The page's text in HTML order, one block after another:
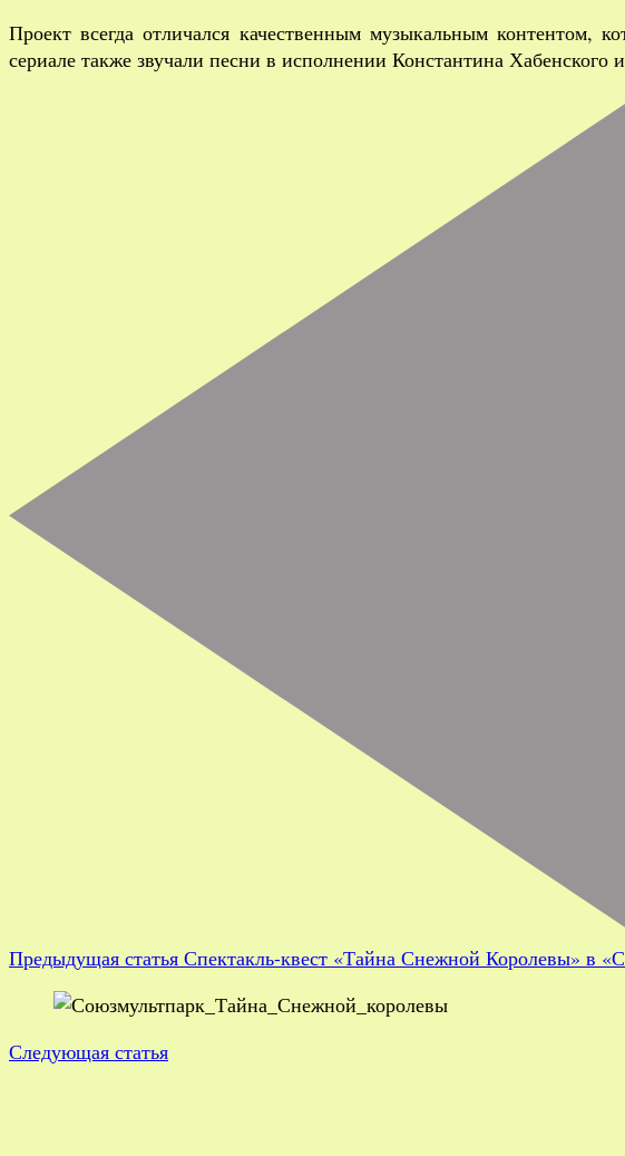
Проект всегда отличался качественным музыкальным
сериале также звучали песни в исполнении Константина
Предыдущая статья Спектакль-квест «Тайна Снежной Королевы» в
Следующая статья